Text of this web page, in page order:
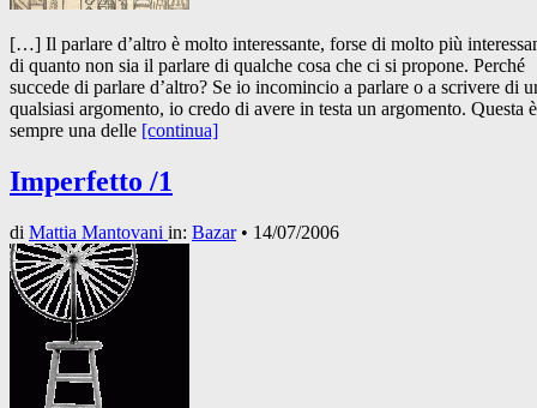
[…] Il parlare d’altro è molto interessante, forse di molto più
di quanto non sia il parlare di qualche cosa che ci si propone. Perché
succede di parlare d’altro? Se io incomincio a parlare o a scrivere di
qualsiasi argomento, io credo di avere in testa un argomento. Questa è
sempre una delle [continua]
Imperfetto /1
di Mattia Mantovani in: Bazar• 14/07/2006